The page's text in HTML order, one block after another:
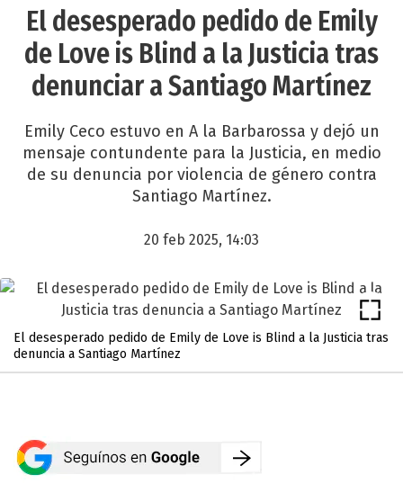
El desesperado pedido de Emily
de Love is Blind a la Justicia tras
denunciar a Santiago Martínez
Emily Ceco estuvo en A la Barbarossa y dejó un
mensaje contundente para la Justicia, en medio
de su denuncia por violencia de género contra
Santiago Martínez.
20 feb 2025, 14:03
El desesperado pedido de Emily de Love is Blind a la Justicia tras
denuncia a Santiago Martínez